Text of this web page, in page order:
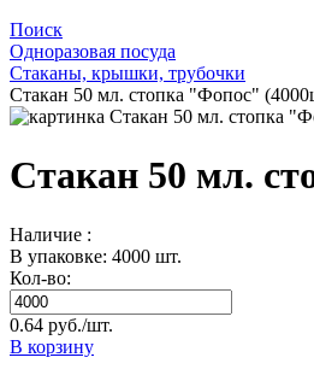
Поиск
Одноразовая посуда
Стаканы, крышки, трубочки
Стакан 50 мл. стопка "Фопос"
Стакан 50 мл.
Наличие :
В упаковке: 4000 шт.
Кол-во:
0.64 руб./шт.
В корзину